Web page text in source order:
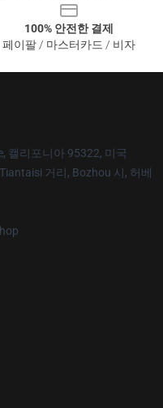
100% 안전한 결제
페이팔 / 마스터카드 / 비자
캘리포니아 95322, 미국
거리, Bozhou 시, 허베